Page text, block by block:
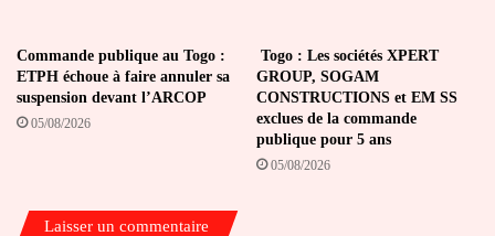
Commande publique au Togo :
ETPH échoue à faire annuler sa
suspension devant l’ARCOP
05/08/2026
Togo : Les sociétés XPERT
GROUP, SOGAM
CONSTRUCTIONS et EM SS
exclues de la commande
publique pour 5 ans
05/08/2026
Laisser un commentaire